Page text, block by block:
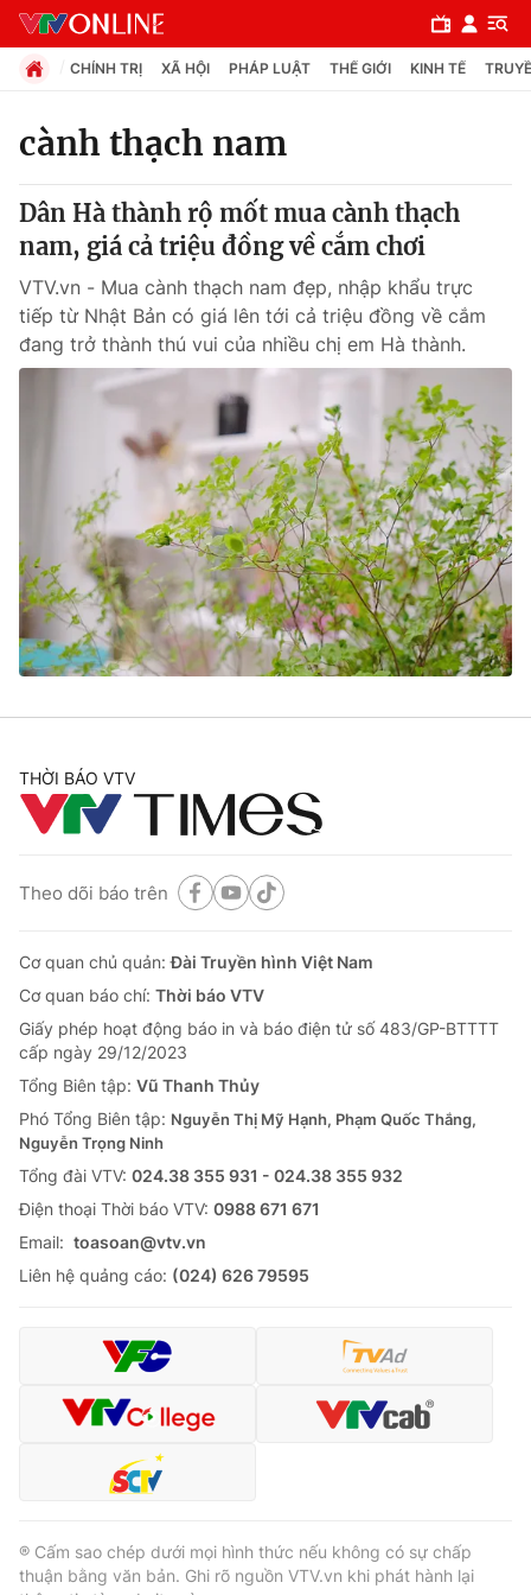
Chuyên mục
Chính trị
Xã hội
Pháp luật
Thế giới
Tin tức
Thế giới đó đây
Câu chuyện quốc tế
Kinh tế
Tài chính
Thị trường
Góc doanh nghiệp
Dữ liệu và đời sống
Truyền hình
Phim VTV
Hậu trường
Giải sao mai
Giải trí
Điện ảnh
Âm nhạc
Du lịch
Làm đẹp
Chất lượng cuộc sống
Tuyển sinh
Học trực tuyến
Công nghệ
Hitech Công nghệ tương lai
Sản phẩm
Thị trường
Tư vấn
Giao lưu trực tuyến
Lịch phát sóng
Chuyên mục khác
Emagazine Podcast
Video Shorts video
VTV Money
VTV Sức khoẻ Bất động sản
CHÍNH TRỊ XÃ HỘI PHÁP LUẬT THẾ GIỚI KINH TẾ
cành thạch nam
Dân Hà thành rộ mốt mua cành thạch
nam, giá cả triệu đồng về cắm chơi
VTV.vn - Mua cành thạch nam đẹp, nhập khẩu trực
tiếp từ Nhật Bản có giá lên tới cả triệu đồng về cắm
đang trở thành thú vui của nhiều chị em Hà thành.
THỜI BÁO VTV
Theo dõi báo trên
Cơ quan chủ quản:Đài Truyền hình Việt Nam
Cơ quan báo chí: Thời báo VTV
Giấy phép hoạt động báo in và báo điện tử số 483/GP-BTTTT
cấp ngày 29/12/2023
Tổng Biên tập: Vũ Thanh Thủy
Phó Tổng Biên tập: Nguyễn Thị Mỹ Hạnh, Phạm Quốc Thắng,
Nguyễn Trọng Ninh
Tổng đài VTV: 024.38 355 931 - 024.38 355 932
Ðiện thoại Thời báo VTV: 0988 671 671
Email: toasoan@vtv.vn
Liên hệ quảng cáo: (024) 626 79595
® Cấm sao chép dưới mọi hình thức nếu không có sự chấp
thuận bằng văn bản. Ghi rõ nguồn VTV.vn khi phát hành lại